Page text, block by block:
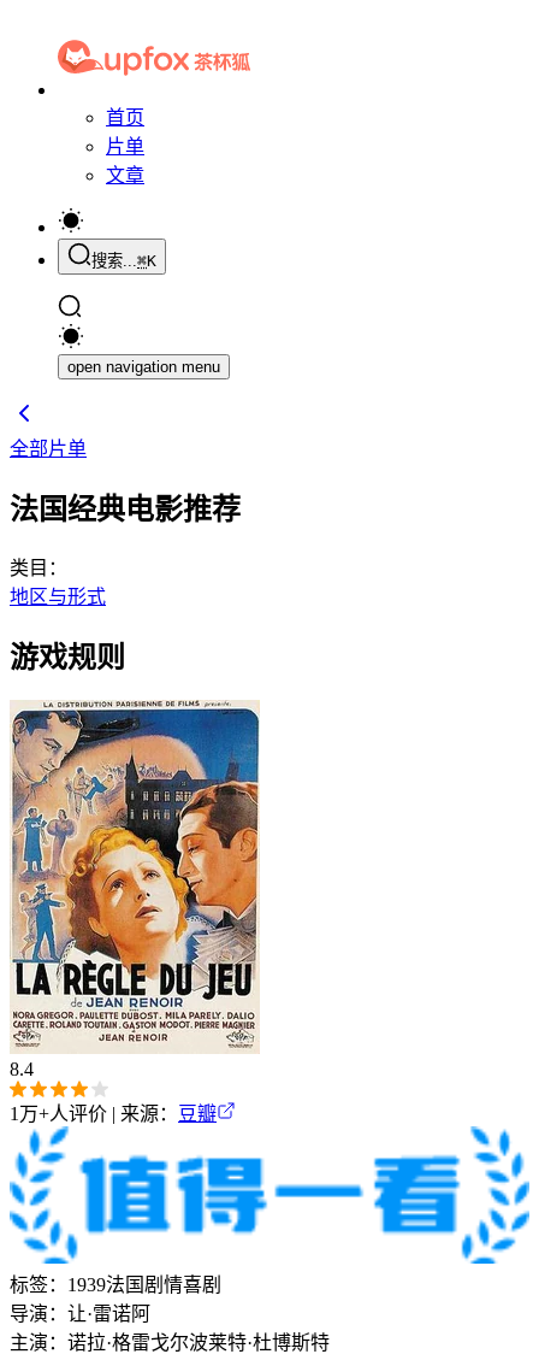
首页
片单
文章
搜索...⌘K
open navigation menu
全部片单
法国经典电影推荐
类目：
地区与形式
游戏规则
8.4
1万+人评价 | 来源： 豆瓣
标签： 1939法国 剧情喜剧
导演： 让·雷诺阿
主演： 诺拉·格雷戈尔波莱特·杜博斯特